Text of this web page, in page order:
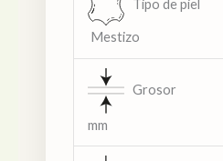
Tipo
Mestizo
mm